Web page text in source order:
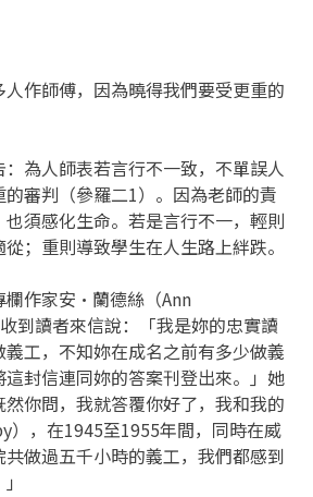
作師傅，因為曉得我們要受更重的
為人師表若言行不一致，不單誤人
審判（參羅二1）。因為老師的責
須感化生命。若是言行不一，輕則
；重則導致學生在人生路上絆跌。
欄作家安‧蘭德絲（Ann
到讀者來信說：「我是妳的忠實讀
工，不知妳在成名之前有多少做義
封信連同妳的答案刊登出來。」她
你問，我就答覆你好了，我和我的
），在1945至1955年間，同時在威
做過五千小時的義工，我們都感到